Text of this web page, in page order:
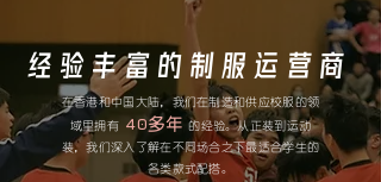
经验丰富的制服运营商
在香港和中国大陆，我们在制造和供应校服的领
域里拥有 40多年的经验。从正装到运动
装，我们深入了解在不同场合之下最适合学生的
各类款式配搭。